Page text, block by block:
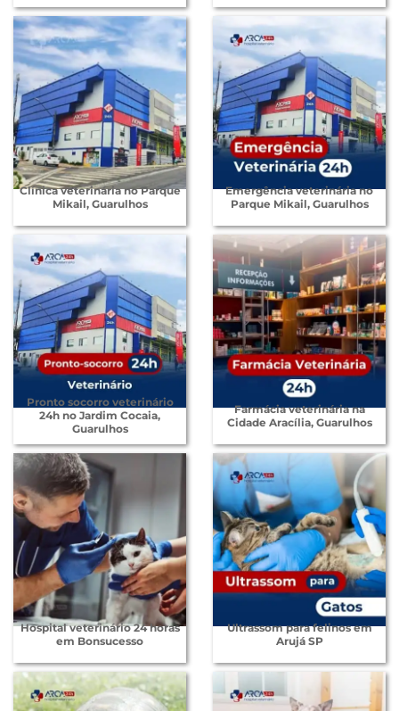
Clínica veterinária no Parque
Mikail, Guarulhos
Emergência veterinária no
Parque Mikail, Guarulhos
Pronto socorro veterinário
24h no Jardim Cocaia,
Guarulhos
Farmácia veterinária na
Cidade Aracília, Guarulhos
Hospital veterinário 24 horas
em Bonsucesso
Ultrassom para felinos em
Arujá SP